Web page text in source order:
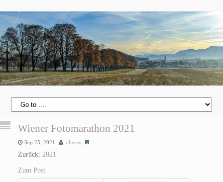
Wiener Fotomarathon 2021
Sep 25, 2021 cheesy
Zurück: 2021
Zum Post